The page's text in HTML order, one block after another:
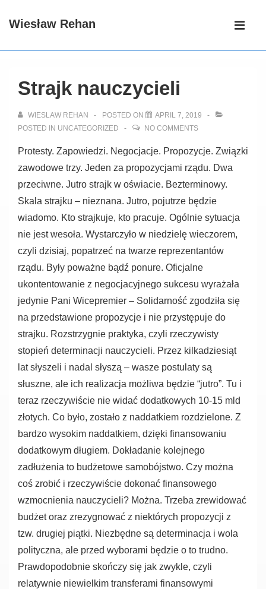
SkipWiesław Rehan
Main
Strajk nauczycieli
WIESLAW REHAN POSTED ON
APRIL 7, 2019
POSTED IN UNCATEGORIZED NO COMMENTS
Protesty. Zapowiedzi. Negocjacje. Propozycje. Związki
zawodowe trzy. Jeden za propozycjami rządu. Dwa
przeciwne. Jutro strajk w oświacie. Bezterminowy.
Skala strajku – nieznana. Jutro, pojutrze będzie
wiadomo. Kto strajkuje, kto pracuje. Ogólnie sytuacja
nie jest wesoła. Wystarczyło w niedzielę wieczorem,
czyli dzisiaj, popatrzeć na twarze reprezentantów
rządu. Były poważne bądź ponure. Oficjalne
ukontentowanie z negocjacyjnego sukcesu wyrażała
jedynie Pani Wicepremier – Solidarność zgodziła się
na przedstawione propozycje i nie przystępuje do
strajku. Rozstrzygnie praktyka, czyli rzeczywisty
stopień determinacji nauczycieli. Przez kilkadziesiąt
lat słyszeli i nadal słyszą – wasze postulaty są
słuszne, ale ich realizacja możliwa będzie “jutro”. Tu i
teraz rzeczywiście nie widać dodatkowych 10-15 mld
złotych. Co było, zostało z naddatkiem rozdzielone. Z
bardzo wysokim naddatkiem, dzięki finansowaniu
dodatkowym długiem. Dokładanie kolejnego
zadłużenia to budżetowe samobójstwo. Czy można
coś zrobić i rzeczywiście dokonać finansowego
wzmocnienia nauczycieli? Można. Trzeba zrewidować
budżet oraz zrezygnować z niektórych propozycji z
tzw. drugiej piątki. Niezbędne są determinacja i wola
polityczna, ale przed wyborami będzie o to trudno.
Prawdopodobnie skończy się jak zwykle, czyli
relatywnie niewielkim transferami finansowymi